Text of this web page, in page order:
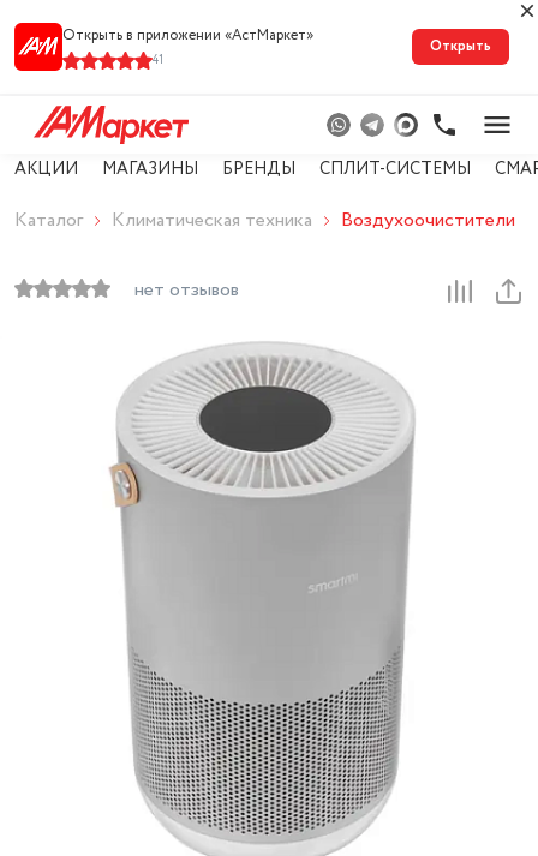
Открыть в приложении «АстМарке‪т‬»
41
Открыть
АКЦИИ МАГАЗИНЫ БРЕНДЫ СПЛИТ-СИСТЕМЫ
Каталог Климатическая техника Воздухоочистители
нет отзывов